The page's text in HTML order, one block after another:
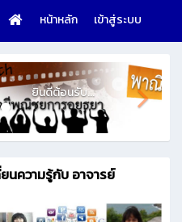
หน้าหลัก เข้าสู่ระบบ
รับ...
ความรู้กับ อาจารย์